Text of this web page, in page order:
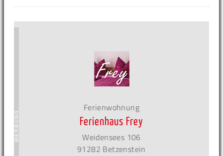
Ferienwohnung
Ferienhaus Frey
Weidensees 106
91282 Betzenstein